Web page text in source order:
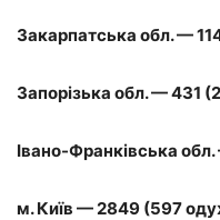
Закарпатська обл. —
Запорізька обл. — 431
Івано-Франківська
м. Київ — 2849 (597